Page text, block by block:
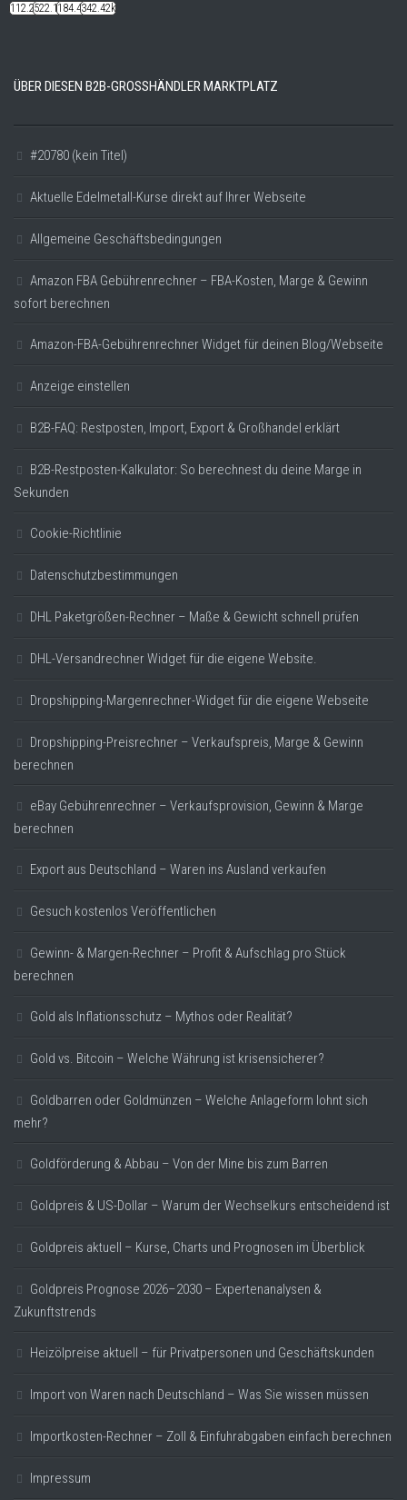
112.22k522.14k184.48k342.42k
ÜBER DIESEN B2B-GROSSHÄNDLER MARKTPLATZ
#20780 (kein Titel)
Aktuelle Edelmetall-Kurse direkt auf Ihrer Webseite
Allgemeine Geschäftsbedingungen
Amazon FBA Gebührenrechner – FBA-Kosten, Marge & Gewinn
sofort berechnen
Amazon-FBA-Gebührenrechner Widget für deinen Blog/Webseite
Anzeige einstellen
B2B-FAQ: Restposten, Import, Export & Großhandel erklärt
B2B-Restposten-Kalkulator: So berechnest du deine Marge in
Sekunden
Cookie-Richtlinie
Datenschutzbestimmungen
DHL Paketgrößen-Rechner – Maße & Gewicht schnell prüfen
DHL-Versandrechner Widget für die eigene Website.
Dropshipping-Margenrechner-Widget für die eigene Webseite
Dropshipping-Preisrechner – Verkaufspreis, Marge & Gewinn
berechnen
eBay Gebührenrechner – Verkaufsprovision, Gewinn & Marge
berechnen
Export aus Deutschland – Waren ins Ausland verkaufen
Gesuch kostenlos Veröffentlichen
Gewinn- & Margen-Rechner – Profit & Aufschlag pro Stück
berechnen
Gold als Inflationsschutz – Mythos oder Realität?
Gold vs. Bitcoin – Welche Währung ist krisensicherer?
Goldbarren oder Goldmünzen – Welche Anlageform lohnt sich
mehr?
Goldförderung & Abbau – Von der Mine bis zum Barren
Goldpreis & US-Dollar – Warum der Wechselkurs entscheidend ist
Goldpreis aktuell – Kurse, Charts und Prognosen im Überblick
Goldpreis Prognose 2026–2030 – Expertenanalysen &
Zukunftstrends
Heizölpreise aktuell – für Privatpersonen und Geschäftskunden
Import von Waren nach Deutschland – Was Sie wissen müssen
Importkosten-Rechner – Zoll & Einfuhrabgaben einfach berechnen
Impressum